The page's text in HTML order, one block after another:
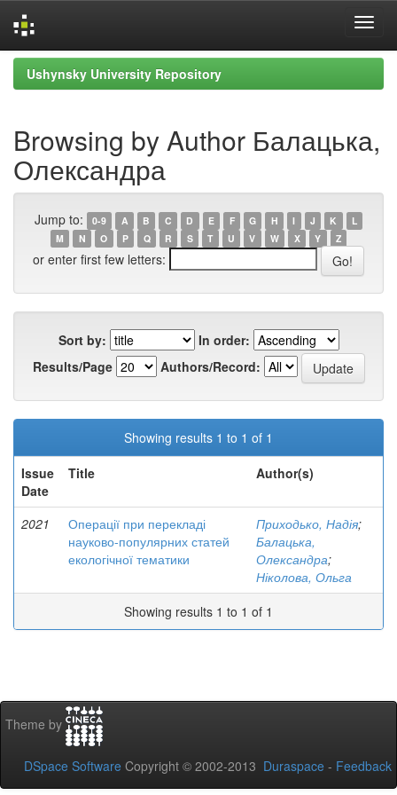
Skip
navigation
Ushynsky University Repository
Browsing by Author Балацька,
Олександра
Jump to: 0-9 A B C D E F G H I J K
L
M
N O P Q R S T U V W X Y Z
or enter first few letters:
Sort by:
In order:
Results/Page
Authors/Record:
Showing results 1 to 1 of 1
Issue
Date
Title Author(s)
2021
Операції при перекладі
науково-популярних статей
екологічної тематики
Приходько, Надія;
Балацька,
Олександра;
Ніколова, Ольга
Showing results 1 to 1 of 1
Theme by
DSpace Software Copyright © 2002-2013 Duraspace - Feedback